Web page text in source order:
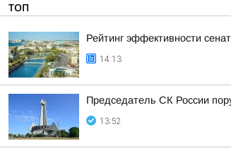
ТОП
Рейтинг эффективности
14:13
Председатель СК России
13:52